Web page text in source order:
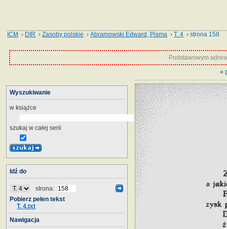
ICM › DIR ›Zasoby polskie ›Abramowski Edward, Pisma ›T. 4 › strona 158
Podstawowym
«
Wyszukiwanie
w książce
szukaj w całej serii
Idź do
strona:
Pobierz pełen tekst
T. 4.txt
Nawigacja